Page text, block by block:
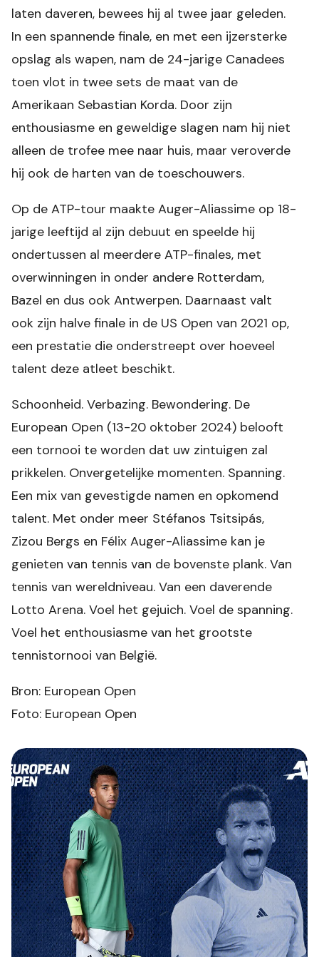
laten daveren, bewees hij al twee jaar geleden.
In een spannende finale, en met een ijzersterke
opslag als wapen, nam de 24-jarige Canadees
toen vlot in twee sets de maat van de
Amerikaan Sebastian Korda. Door zijn
enthousiasme en geweldige slagen nam hij niet
alleen de trofee mee naar huis, maar veroverde
hij ook de harten van de toeschouwers.
Op de ATP-tour maakte Auger-Aliassime op 18-
jarige leeftijd al zijn debuut en speelde hij
ondertussen al meerdere ATP-finales, met
overwinningen in onder andere Rotterdam,
Bazel en dus ook Antwerpen. Daarnaast valt
ook zijn halve finale in de US Open van 2021 op,
een prestatie die onderstreept over hoeveel
talent deze atleet beschikt.
Schoonheid. Verbazing. Bewondering. De
European Open (13-20 oktober 2024) belooft
een tornooi te worden dat uw zintuigen zal
prikkelen. Onvergetelijke momenten. Spanning.
Een mix van gevestigde namen en opkomend
talent. Met onder meer Stéfanos Tsitsipás,
Zizou Bergs en Félix Auger-Aliassime kan je
genieten van tennis van de bovenste plank. Van
tennis van wereldniveau. Van een daverende
Lotto Arena. Voel het gejuich. Voel de spanning.
Voel het enthousiasme van het grootste
tennistornooi van België.
Bron: European Open
Foto: European Open